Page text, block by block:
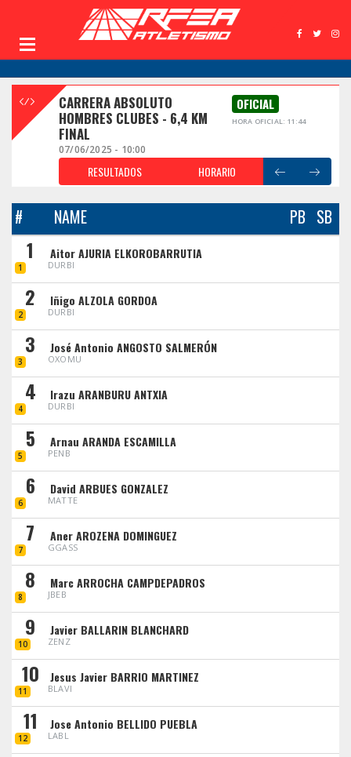
CARRERA ABSOLUTO
HOMBRES CLUBES - 6,4 KM
FINAL
OFICIAL
HORA OFICIAL: 11:44
07/06/2025 - 10:00
RESULTADOS HORARIO
# NAME PB SB
1
1
Aitor AJURIA ELKOROBARRUTIA
DURBI
2
2
Iñigo ALZOLA GORDOA
DURBI
3
3
José Antonio ANGOSTO SALMERÓN
OXOMU
4
4
Irazu ARANBURU ANTXIA
DURBI
5
5
Arnau ARANDA ESCAMILLA
PENB
6
6
David ARBUES GONZALEZ
MATTE
7
7
Aner AROZENA DOMINGUEZ
GGASS
8
8
Marc ARROCHA CAMPDEPADROS
JBEB
9
10
Javier BALLARIN BLANCHARD
ZENZ
10
11
Jesus Javier BARRIO MARTINEZ
BLAVI
11
12
Jose Antonio BELLIDO PUEBLA
LABL